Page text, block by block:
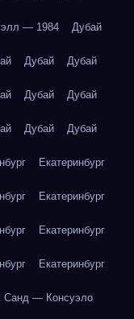
— 1984 Дубай
Дубай Дубай
Дубай Дубай
Дубай Дубай
Екатеринбург
Екатеринбург
Екатеринбург
Екатеринбург
— Консуэло